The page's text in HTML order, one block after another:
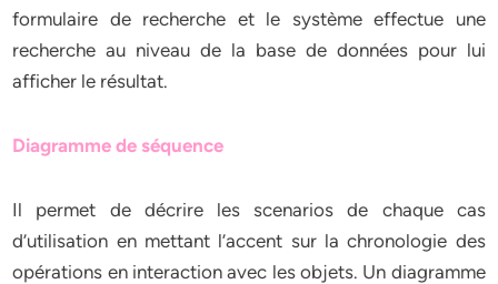
formulaire de recherche et le système effectue une
recherche au niveau de la base de données pour lui
afficher le résultat.
Diagramme de séquence
Il permet de décrire les scenarios de chaque cas
d’utilisation en mettant l’accent sur la chronologie des
opérations en interaction avec les objets. Un diagramme